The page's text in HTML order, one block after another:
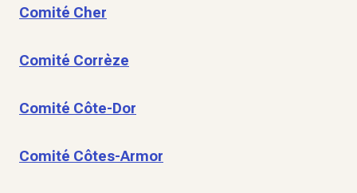
Comité Cher
Comité Corrèze
Comité Côte-Dor
Comité Côtes-Armor